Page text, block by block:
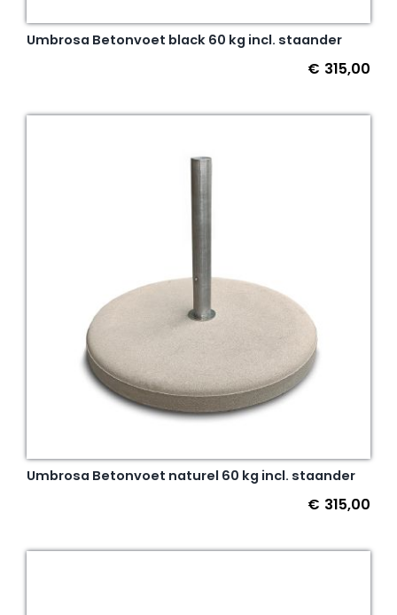
Umbrosa Betonvoet black 60 kg incl. staander
€ 315,00
Umbrosa Betonvoet naturel 60 kg incl. staander
€ 315,00